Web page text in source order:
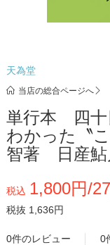
天為堂
当店の総合ページへ
単行本 四十
わかった〝
智著 日産鮎
税込 1,800円/
税抜 1,636円
0件のレビュー 0